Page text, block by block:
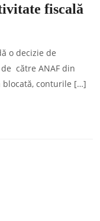
fiscală
o decizie de
către ANAF din
blocată, conturile […]